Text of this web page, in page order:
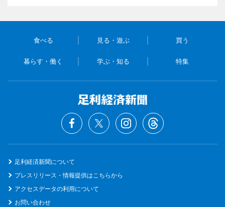
食べる 見る・遊ぶ 買う
暮らす・働く 学ぶ・知る 特集
足利経済新聞について
プレスリリース・情報提供はこちらから
アクセスデータの利用について
お問い合わせ